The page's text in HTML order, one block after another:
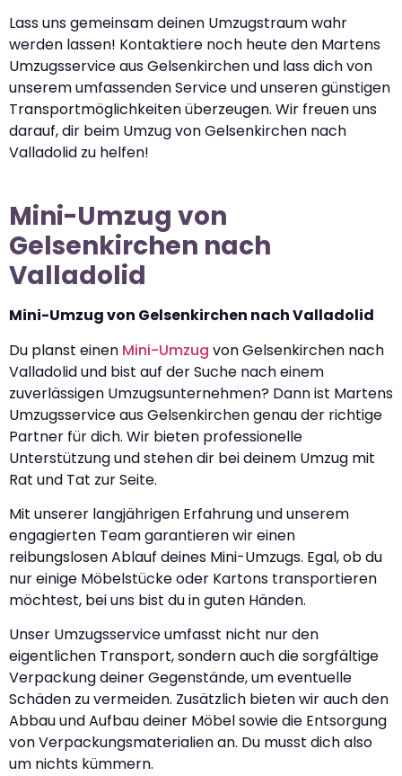
Lass uns gemeinsam deinen Umzugstraum wahr
werden lassen! Kontaktiere noch heute den Martens
Umzugsservice aus Gelsenkirchen und lass dich von
unserem umfassenden Service und unseren günstigen
Transportmöglichkeiten überzeugen. Wir freuen uns
darauf, dir beim Umzug von Gelsenkirchen nach
Valladolid zu helfen!
Mini-Umzug von
Gelsenkirchen nach
Valladolid
Mini-Umzug von Gelsenkirchen nach Valladolid
Du planst einen Mini-Umzug von Gelsenkirchen nach
Valladolid und bist auf der Suche nach einem
zuverlässigen Umzugsunternehmen? Dann ist Martens
Umzugsservice aus Gelsenkirchen genau der richtige
Partner für dich. Wir bieten professionelle
Unterstützung und stehen dir bei deinem Umzug mit
Rat und Tat zur Seite.
Mit unserer langjährigen Erfahrung und unserem
engagierten Team garantieren wir einen
reibungslosen Ablauf deines Mini-Umzugs. Egal, ob du
nur einige Möbelstücke oder Kartons transportieren
möchtest, bei uns bist du in guten Händen.
Unser Umzugsservice umfasst nicht nur den
eigentlichen Transport, sondern auch die sorgfältige
Verpackung deiner Gegenstände, um eventuelle
Schäden zu vermeiden. Zusätzlich bieten wir auch den
Abbau und Aufbau deiner Möbel sowie die Entsorgung
von Verpackungsmaterialien an. Du musst dich also
um nichts kümmern.